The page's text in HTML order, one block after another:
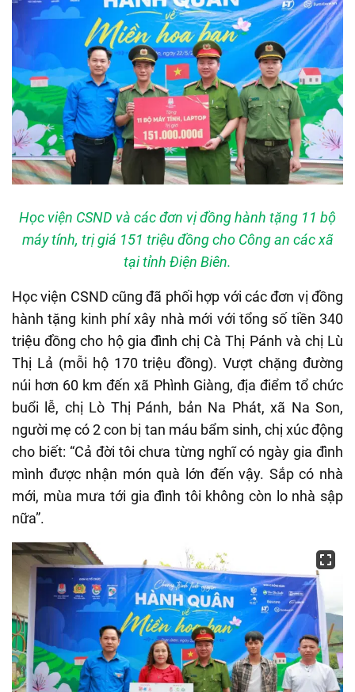
Học viện CSND và các đơn vị đồng hành tặng 11 bộ
máy tính, trị giá 151 triệu đồng cho Công an các xã
tại tỉnh Điện Biên.
Học viện CSND cũng đã phối hợp với các đơn vị đồng
hành tặng kinh phí xây nhà mới với tổng số tiền 340
triệu đồng cho hộ gia đình chị Cà Thị Pánh và chị Lù
Thị Lả (mỗi hộ 170 triệu đồng). Vượt chặng đường
núi hơn 60 km đến xã Phình Giàng, địa điểm tổ chức
buổi lễ, chị Lò Thị Pánh, bản Na Phát, xã Na Son,
người mẹ có 2 con bị tan máu bẩm sinh, chị xúc động
cho biết: “Cả đời tôi chưa từng nghĩ có ngày gia đình
mình được nhận món quà lớn đến vậy. Sắp có nhà
mới, mùa mưa tới gia đình tôi không còn lo nhà sập
nữa”.